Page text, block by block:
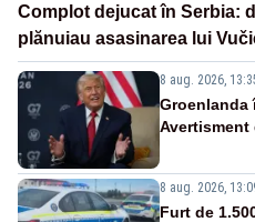
Complot dejucat în Serbia:
plănuiau asasinarea lui
8 aug. 2026,
Groenlanda
8 aug. 2026,
Furt de